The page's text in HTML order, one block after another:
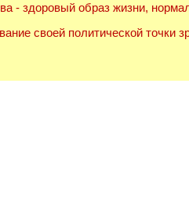
- здоровый образ жизни,
своей политической точки